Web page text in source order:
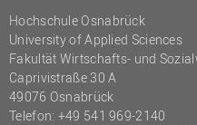
Hochschule Osnabrück
University of Applied Sciences
Fakultät Wirtschafts- und
Caprivistraße 30 A
49076 Osnabrück
Telefon: +49 541 969-2140